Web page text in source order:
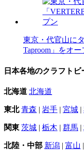
東京・代官山に
Taproom」をオー
日本各地のクラフトビ
北海道 北海道
東北 青森 | 岩手 | 宮城 |
関東 茨城 | 栃木 | 群馬 |
北陸・中部 新潟 | 富山 |